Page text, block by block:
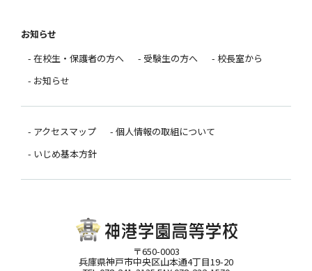
お知らせ
- 在校生・保護者の方へ
- 受験生の方へ
- 校長室から
- お知らせ
- アクセスマップ
- 個人情報の取組について
- いじめ基本方針
〒650-0003
兵庫県神戸市中央区山本通4丁目19-20